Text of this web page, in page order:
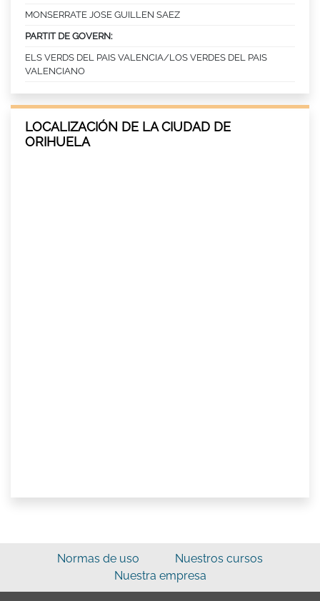
MONSERRATE JOSE GUILLEN SAEZ
PARTIT DE GOVERN:
ELS VERDS DEL PAIS VALENCIA/LOS VERDES DEL PAIS
VALENCIANO
LOCALIZACIÓN DE LA CIUDAD DE
ORIHUELA
Normas de uso
Nuestros cursos
Nuestra empresa